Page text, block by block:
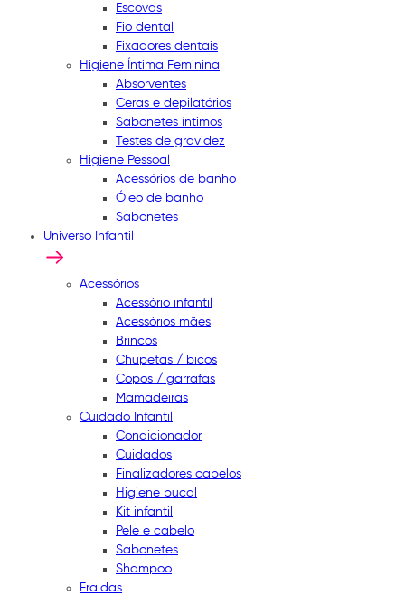
Escovas
Fio dental
Fixadores dentais
Higiene Íntima Feminina
Absorventes
Ceras e depilatórios
Sabonetes íntimos
Testes de gravidez
Higiene Pessoal
Acessórios de banho
Óleo de banho
Sabonetes
Universo Infantil
Acessórios
Acessório infantil
Acessórios mães
Brincos
Chupetas / bicos
Copos / garrafas
Mamadeiras
Cuidado Infantil
Condicionador
Cuidados
Finalizadores cabelos
Higiene bucal
Kit infantil
Pele e cabelo
Sabonetes
Shampoo
Fraldas